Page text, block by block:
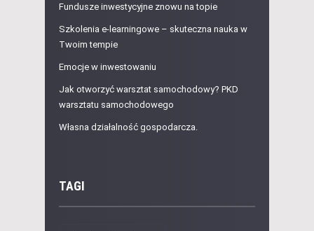
Fundusze inwestycyjne znowu na topie
Szkolenia e-learningowe – skuteczna nauka w
Twoim tempie
Emocje w inwestowaniu
Jak otworzyć warsztat samochodowy? PKD
warsztatu samochodowego
Własna działalność gospodarcza.
TAGI